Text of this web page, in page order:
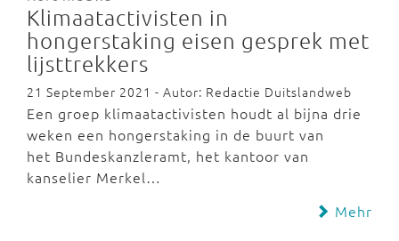
Klimaatactivisten in
hongerstaking eisen gesprek met
lijsttrekkers
21 September 2021 - Autor: Redactie Duitslandweb
Een groep klimaatactivisten houdt al bijna drie
weken een hongerstaking in de buurt van
het Bundeskanzleramt, het kantoor van
kanselier Merkel…
Mehr